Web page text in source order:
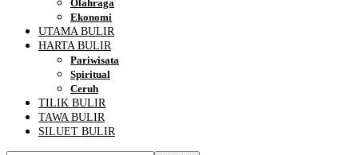
Olahraga
Ekonomi
UTAMA BULIR
HARTA BULIR
Pariwisata
Spiritual
Ceruh
TILIK BULIR
TAWA BULIR
SILUET BULIR